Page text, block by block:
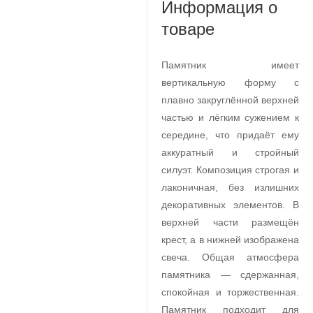
Информация о
товаре
Памятник имеет
вертикальную форму с
плавно закруглённой верхней
частью и лёгким сужением к
середине, что придаёт ему
аккуратный и стройный
силуэт. Композиция строгая и
лаконичная, без излишних
декоративных элементов. В
верхней части размещён
крест, а в нижней изображена
свеча. Общая атмосфера
памятника — сдержанная,
спокойная и торжественная.
Памятник подходит для